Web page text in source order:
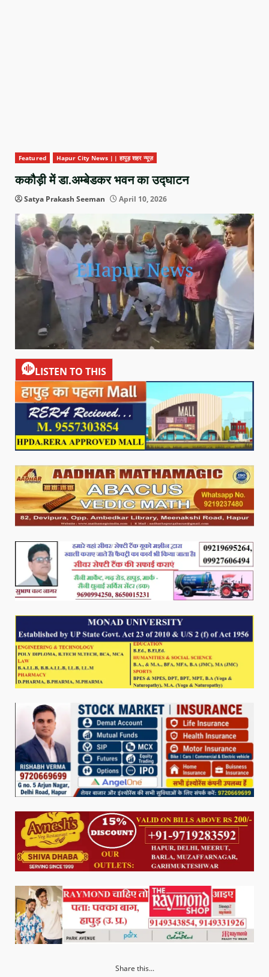
Featured Hapur City News || हापुड़ शहर न्यूज़
ककौड़ी में डा.अम्बेडकर भवन का उद्घाटन
Satya Prakash Seeman April 10, 2026
LISTEN TO THIS
Share this...